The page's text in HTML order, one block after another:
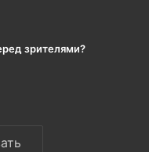
зрителями?